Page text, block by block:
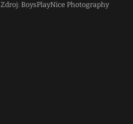
Zdroj: BoysPlayNice Photography